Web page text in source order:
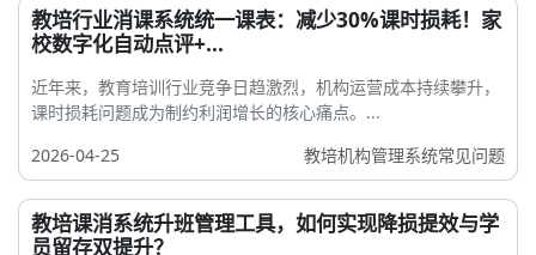
教培行业消课系统统一课表：减少30%课时损耗！家
校数字化自动点评+...
近年来，教育培训行业竞争日趋激烈，机构运营成本持续攀升，
课时损耗问题成为制约利润增长的核心痛点。...
2026-04-25
教培机构管理系统常见问题
教培课消系统升班管理工具，如何实现降损提效与学
员留存双提升？